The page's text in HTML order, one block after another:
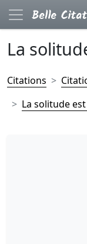
La
Citations
La solitude